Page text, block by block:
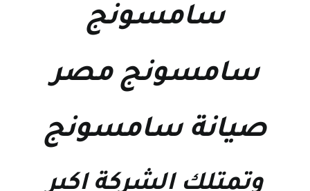
سامسونج
سامسونج مصر
صيانة سامسونج
وتمتلك الشركة اكبر